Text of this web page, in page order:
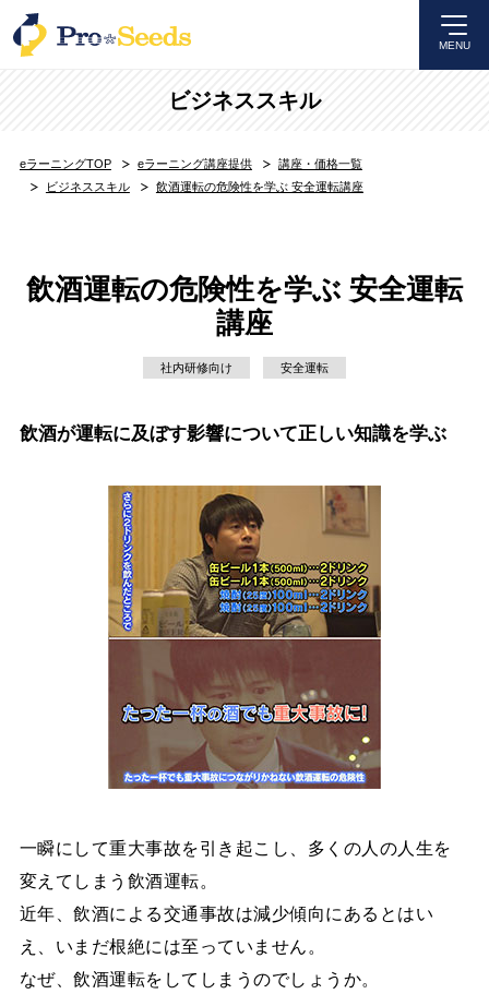
MENU
ビジネススキル
eラーニングTOP eラーニング講座提供
講座・価格一覧
ビジネススキル
飲酒運転の危険性を学ぶ 安全運転講座
飲酒運転の危険性を学ぶ 安全運転
講座
社内研修向け 安全運転
飲酒が運転に及ぼす影響について正しい知識を学ぶ
一瞬にして重大事故を引き起こし、多くの人の人生を
変えてしまう飲酒運転。
近年、飲酒による交通事故は減少傾向にあるとはい
え、いまだ根絶には至っていません。
なぜ、飲酒運転をしてしまうのでしょうか。